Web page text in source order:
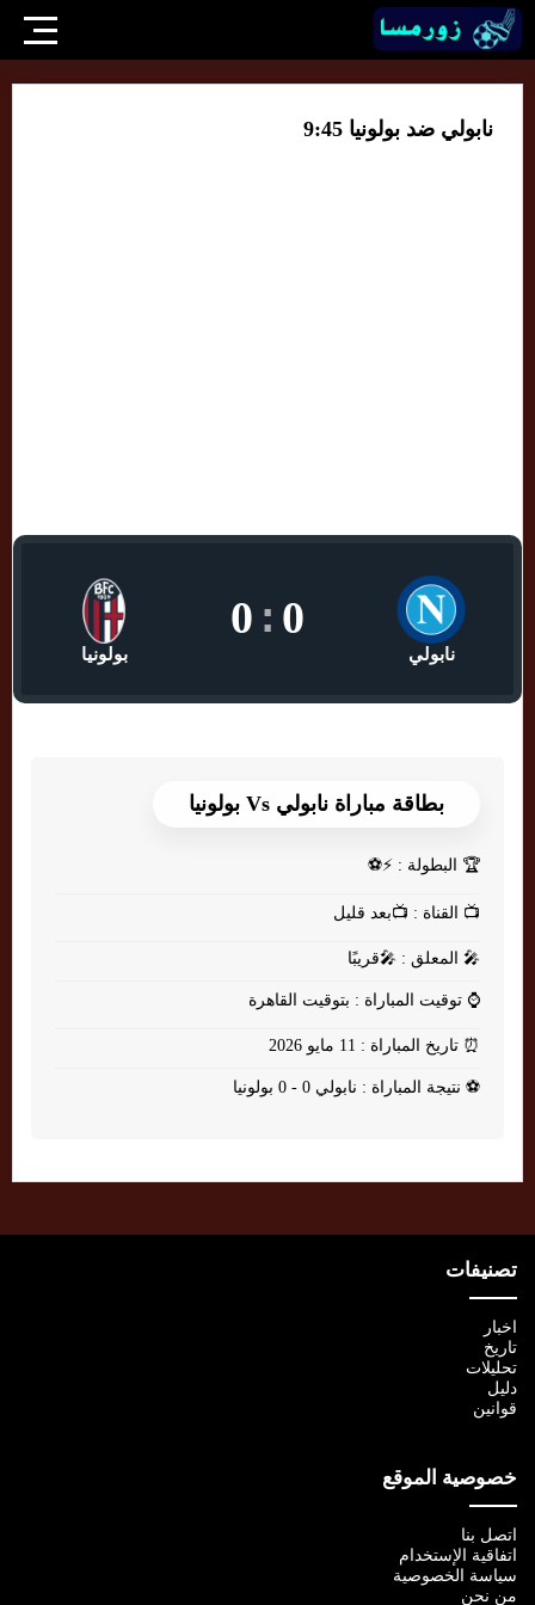
نابولي ضد بولونيا 9:45
نابولي
0
:
0
بولونيا
بطاقة مباراة نابولي Vs بولونيا
🏆 البطولة : ⚡⚽
📺 القناة : 📺بعد قليل
🎤 المعلق : 🎤قريبًا
⌚ توقيت المباراة : بتوقيت القاهرة
⏰ تاريخ المباراة : 11 مايو 2026
⚽ نتيجة المباراة : نابولي 0 - 0 بولونيا
تصنيفات
اخبار
تاريخ
تحليلات
دليل
قوانين
خصوصية الموقع
اتصل بنا
اتفاقية الإستخدام
سياسة الخصوصية
من نحن